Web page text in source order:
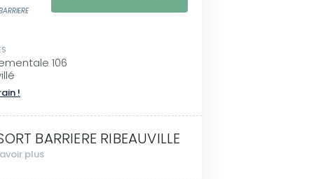
106
!
BARRIERE RIBEAUVILLE
plus